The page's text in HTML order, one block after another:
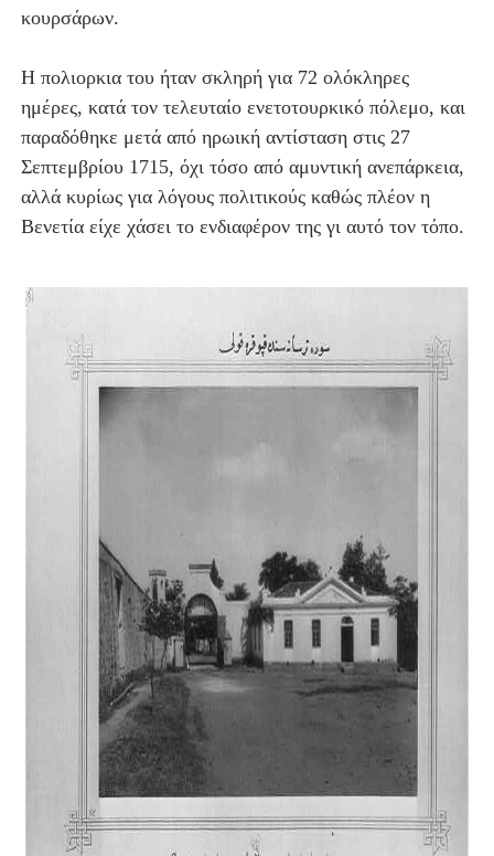
κουρσάρων.
Η πολιορκια του ήταν σκληρή για 72 ολόκληρες
ημέρες, κατά τον τελευταίο ενετοτουρκικό πόλεμο, και
παραδόθηκε μετά από ηρωική αντίσταση στις 27
Σεπτεμβρίου 1715, όχι τόσο από αμυντική ανεπάρκεια,
αλλά κυρίως για λόγους πολιτικούς καθώς πλέον η
Βενετία είχε χάσει το ενδιαφέρον της γι αυτό τον τόπο.